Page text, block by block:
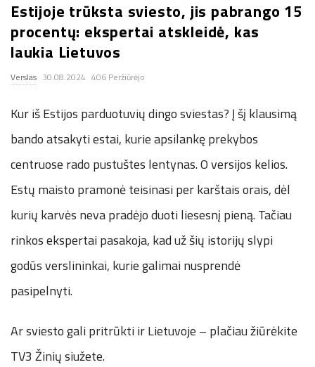
.
c
o
.
u
k
Estijoje trūksta sviesto, jis pabrango 15
procentų: ekspertai atskleidė, kas
laukia Lietuvos
Verslas 30.08.2024 406 Peržiūrėjo
Kur iš Estijos parduotuvių dingo sviestas? Į šį klausimą
bando atsakyti estai, kurie apsilankę prekybos
centruose rado pustuštes lentynas. O versijos kelios.
Estų maisto pramonė teisinasi per karštais orais, dėl
kurių karvės neva pradėjo duoti liesesnį pieną. Tačiau
rinkos ekspertai pasakoja, kad už šių istorijų slypi
godūs verslininkai, kurie galimai nusprendė
pasipelnyti.
Ar sviesto gali pritrūkti ir Lietuvoje – plačiau žiūrėkite
TV3 Žinių siužete.